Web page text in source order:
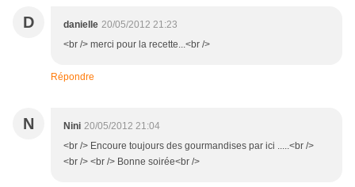
D danielle 20/05/2012 21:23
<br /> merci pour la recette...<br />
Répondre
N Nini 20/05/2012 21:04
<br /> Encoure toujours des gourmandises par ici .....<br />
<br /> <br /> Bonne soirée<br />